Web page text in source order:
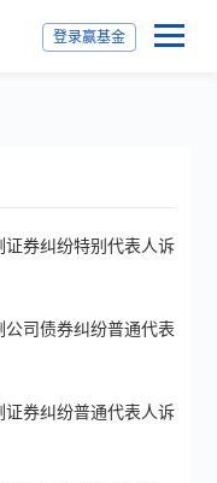
登录赢基金
券纠纷特别代表人诉
司债券纠纷普通代表
券纠纷普通代表人诉